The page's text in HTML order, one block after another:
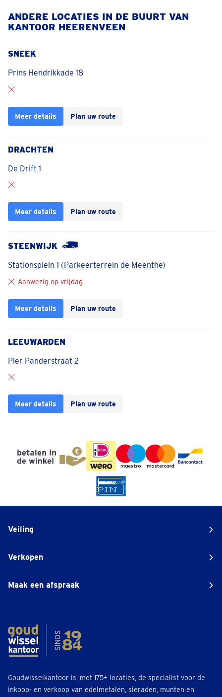
ANDERE LOCATIES IN DE BUURT VAN
KANTOOR HEERENVEEN
SNEEK
Prins Hendrikkade 18
Meer details Plan uw route
DRACHTEN
De Drift 1
Meer details Plan uw route
STEENWIJK
Stationsplein 1 (Parkeerterrein de Meenthe)
Aanwezig op vrijdag
Meer details Plan uw route
LEEUWARDEN
Pier Panderstraat 2
Meer details Plan uw route
Veiling
Verkopen
Maak een afspraak
Goudwisselkantoor is, met 175+ locaties, de specialist voor de
inkoop- en verkoop van edelmetalen, sieraden, munten en